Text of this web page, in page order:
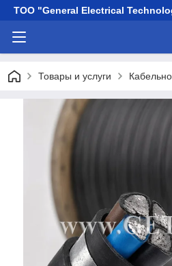
ТОО "General Electrical
Товары и услуги